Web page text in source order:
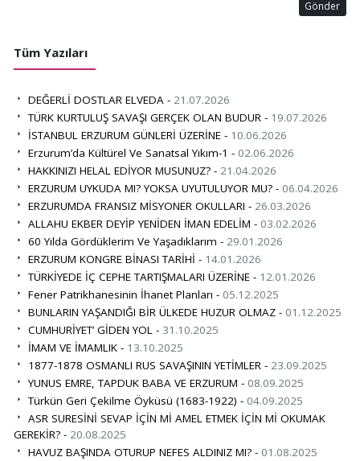
Gönder
Tüm Yazıları
DEĞERLİ DOSTLAR ELVEDA - 21.07.2026
TÜRK KURTULUŞ SAVAŞI GERÇEK OLAN BUDUR - 19.07.2026
İSTANBUL ERZURUM GÜNLERİ ÜZERİNE - 10.06.2026
Erzurum’da Kültürel Ve Sanatsal Yıkım-1 - 02.06.2026
HAKKINIZI HELAL EDİYOR MUSUNUZ? - 21.04.2026
ERZURUM UYKUDA MI? YOKSA UYUTULUYOR MU? - 06.04.2026
ERZURUMDA FRANSIZ MİSYONER OKULLARI - 26.03.2026
ALLAHU EKBER DEYİP YENİDEN İMAN EDELİM - 03.02.2026
60 Yılda Gördüklerim Ve Yaşadıklarım - 29.01.2026
ERZURUM KONGRE BİNASI TARİHİ - 14.01.2026
TÜRKİYEDE İÇ CEPHE TARTIŞMALARI ÜZERİNE - 12.01.2026
Fener Patrikhanesinin İhanet Planları - 05.12.2025
BUNLARIN YAŞANDIĞI BİR ÜLKEDE HUZUR OLMAZ - 01.12.2025
CUMHURİYET’ GİDEN YOL - 31.10.2025
İMAM VE İMAMLIK - 13.10.2025
1877-1878 OSMANLI RUS SAVAŞININ YETİMLER - 23.09.2025
YUNUS EMRE, TAPDUK BABA VE ERZURUM - 08.09.2025
Türkün Geri Çekilme Öyküsü (1683-1922) - 04.09.2025
ASR SURESİNİ SEVAP İÇİN Mİ AMEL ETMEK İÇİN Mİ OKUMAK
GEREKİR? - 20.08.2025
HAVUZ BAŞINDA OTURUP NEFES ALDINIZ MI? - 01.08.2025